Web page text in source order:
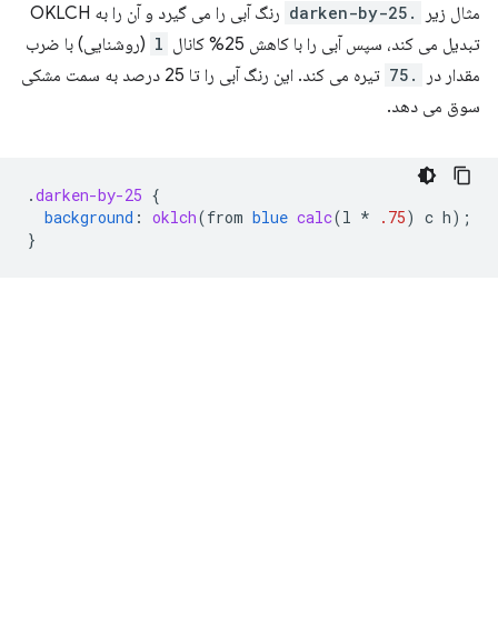
مثال زیر .darken-by-25
رنگ آبی را می گیرد و آن را به OKLCH
تبدیل می کند، سپس آبی را با کاهش 25% کانال
l (روشنایی) با ضرب
مقدار در
.75
تیره می کند. این رنگ آبی را تا 25 درصد به سمت مشکی
سوق می دهد.
.darken-by-25 {
background : oklch(from blue calc(l * .75) c h);
}